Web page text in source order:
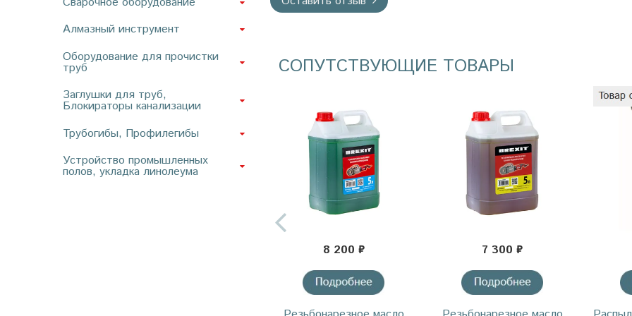
СОПУТСТВУЮЩИЕ ТОВАРЫ
8 200 ₽ 7 300 ₽
Алмазный инструмент
Оборудование для прочистки
труб
Заглушки для труб,
Блокираторы канализации
Трубогибы, Профилегибы
Устройство промышленных
полов, укладка линолеума